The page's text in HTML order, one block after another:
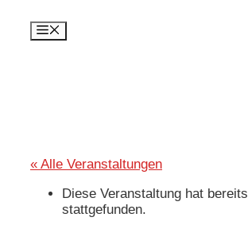
« Alle Veranstaltungen
Diese Veranstaltung hat bereits
stattgefunden.